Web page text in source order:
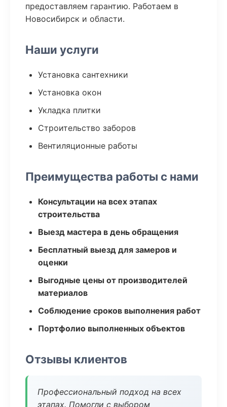
предоставляем гарантию. Работаем в
Новосибирск и области.
Наши услуги
Установка сантехники
Установка окон
Укладка плитки
Строительство заборов
Вентиляционные работы
Преимущества работы с нами
Консультации на всех этапах
строительства
Выезд мастера в день обращения
Бесплатный выезд для замеров и
оценки
Выгодные цены от производителей
материалов
Соблюдение сроков выполнения работ
Портфолио выполненных объектов
Отзывы клиентов
Профессиональный подход на всех
этапах. Помогли с выбором